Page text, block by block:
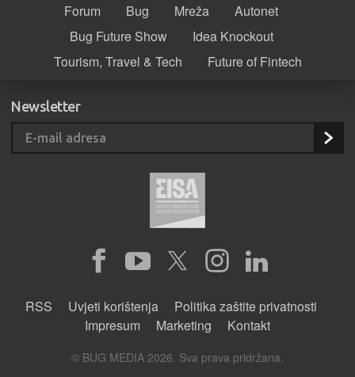
Forum Bug Mreža
Autonet
Bug Future Show
Idea Knockout
Tourism, Travel & Tech
Future of Fintech
Newsletter
RSS Uvjeti korištenja
Politika zaštite privatnosti
Impresum
Marketing Kontakt
© BUG MEDIA 2026. Sva prava pridržana.